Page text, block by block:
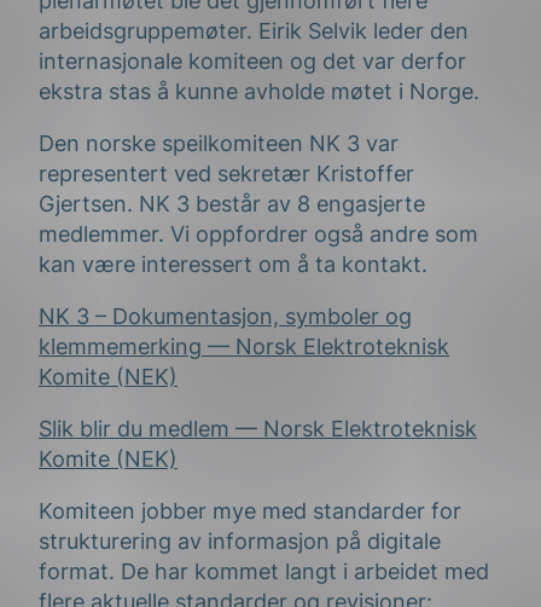
arbeidsgruppemøter. Eirik Selvik leder den
internasjonale komiteen og det var derfor
ekstra stas å kunne avholde møtet i Norge.
Den norske speilkomiteen NK 3 var
representert ved sekretær Kristoffer
Gjertsen. NK 3 består av 8 engasjerte
medlemmer. Vi oppfordrer også andre som
kan være interessert om å ta kontakt.
NK 3 – Dokumentasjon, symboler og
klemmemerking — Norsk Elektroteknisk
Komite (NEK)
Slik blir du medlem — Norsk Elektroteknisk
Komite (NEK)
Komiteen jobber mye med standarder for
strukturering av informasjon på digitale
format. De har kommet langt i arbeidet med
flere aktuelle standarder og revisjoner: